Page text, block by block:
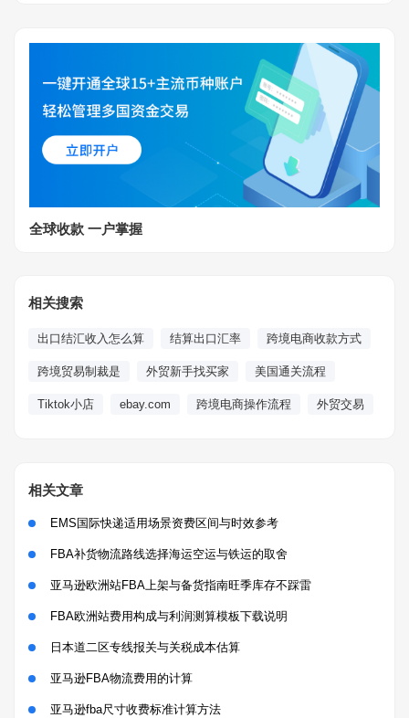
全球收款 一户掌握
相关搜索
出口结汇收入怎么算 结算出口汇率 跨境电商收款方式
跨境贸易制裁是 外贸新手找买家 美国通关流程
Tiktok小店 ebay.com 跨境电商操作流程 外贸交易
相关文章
EMS国际快递适用场景资费区间与时效参考
FBA补货物流路线选择海运空运与铁运的取舍
亚马逊欧洲站FBA上架与备货指南旺季库存不踩雷
FBA欧洲站费用构成与利润测算模板下载说明
日本道二区专线报关与关税成本估算
亚马逊FBA物流费用的计算
亚马逊fba尺寸收费标准计算方法